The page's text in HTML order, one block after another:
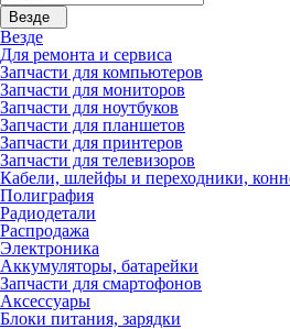
Везде
Везде
Для ремонта и сервиса
Запчасти для компьютеров
Запчасти для мониторов
Запчасти для ноутбуков
Запчасти для планшетов
Запчасти для принтеров
Запчасти для телевизоров
Кабели, шлейфы и переходники,
Полиграфия
Радиодетали
Распродажа
Электроника
Аккумуляторы, батарейки
Запчасти для смартофонов
Аксессуары
Блоки питания, зарядки